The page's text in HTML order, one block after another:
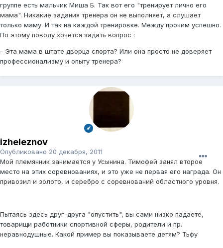
группе есть мальчик Миша Б. Так вот его "тренирует лично его
мама". Никакие задания тренера он не выполняет, а слушает
только маму. И так на каждой тренировке. Между прочим успешно.
По этому поводу хочется задать вопрос :
- Эта мама в штате дворца спорта? Или она просто не доверяет
профессионализму и опыту тренера?
izheleznov
Опубликовано 20 декабря, 2011
Мой племянник занимается у Усынина. Тимофей занял второе
место на этих соревнованиях, и это уже не первая его награда. Он
привозил и золото, и серебро с соревнований областного уровня.
Пытаясь здесь друг-друга "опустить", вы сами низко падаете,
товарищи работники спортивной сферы, родители и пр.
неравнодушные. Какой пример вы показываете детям? Тьфу